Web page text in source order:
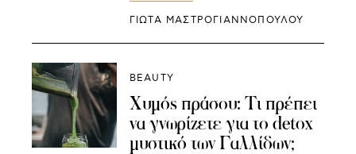
ΓΙΩΤΑ ΜΑΣΤΡΟΓΙΑΝΝΟΠΟΥΛΟΥ
BEAUTY
Χυμός πράσου: Τι πρέπει
να γνωρίζετε για το detox
μυστικό των Γαλλίδων;